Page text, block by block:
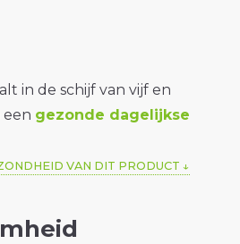
in de schijf van vijf en
een gezonde dagelijkse
VAN DIT PRODUCT